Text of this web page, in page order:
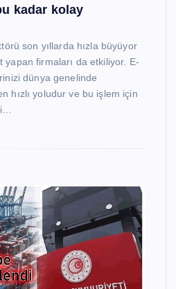
kadar kolay
son yıllarda hızla büyüyor
firmaları da etkiliyor. E-
dünya genelinde
hızlı yoludur ve bu işlem için